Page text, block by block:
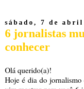
sábado, 7 de abril
6 jornalistas
conhecer
Olá querido(a)!
Hoje é dia do jornalismo